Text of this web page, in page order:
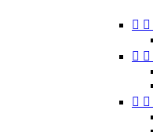
 
 
 